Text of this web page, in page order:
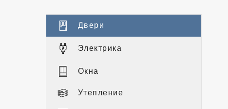
Двери
Электрика
Окна
Утепление